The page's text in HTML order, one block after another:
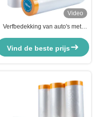
Video
Verfbedekking van auto's met
verven van auto's Transparante
Vind de beste prijs